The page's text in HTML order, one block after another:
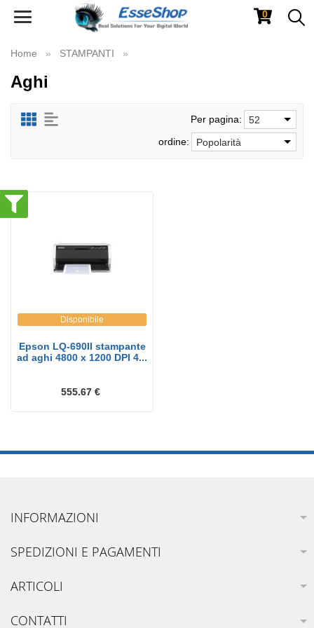
Toggle
0
Home STAMPANTI
Aghi
Per pagina:
52
ordine:
Popolarità
Disponibile
Epson LQ-690II stampante
ad aghi 4800 x 1200 DPI 4...
555.67 €
INFORMAZIONI
SPEDIZIONI E PAGAMENTI
ARTICOLI
CONTATTI